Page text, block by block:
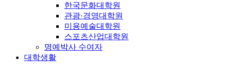
한국문화대학원
관광·경영대학원
미용예술대학원
스포츠산업대학원
명예박사 수여자
대학생활